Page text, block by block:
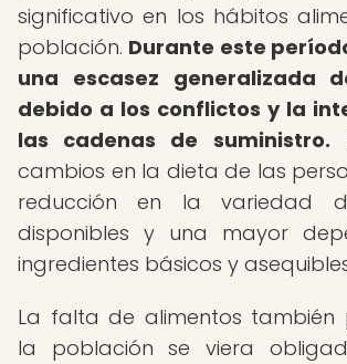
significativo en los hábitos
población. Durante este
una escasez generalizada
debido a los conflictos y la
las cadenas de suministro.
cambios en la dieta de las
reducción en la variedad
disponibles y una mayor
ingredientes básicos y
La falta de alimentos también
la población se viera